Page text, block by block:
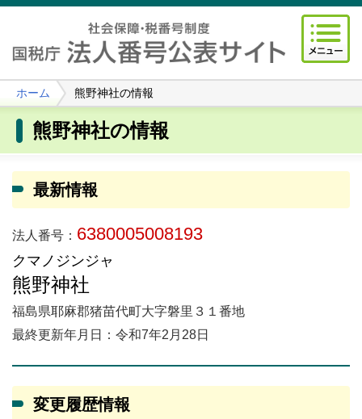
ホーム 熊野神社の情報
熊野神社の情報
最新情報
法人番号： 6380005008193
クマノジンジャ
熊野神社
福島県耶麻郡猪苗代町大字磐里３１番地
最終更新年月日：令和7年2月28日
変更履歴情報